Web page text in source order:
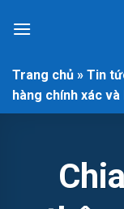
Trang chủ » Tin
hàng chính xác và